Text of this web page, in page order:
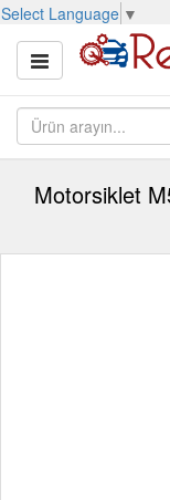
Select Language ▼
Motorsiklet